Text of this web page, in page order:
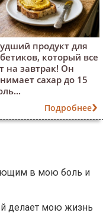
продукт для
который все
на завтрак! Он
сахар до 15
Подробнее
в мою боль и
делает мою жизнь